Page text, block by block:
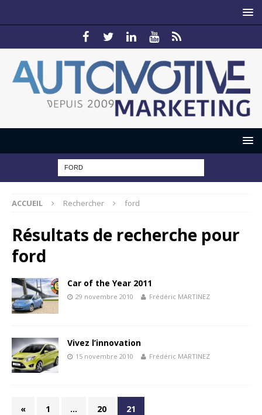
ACCUEIL Rechercher ford
Résultats de recherche pour
ford
Car of the Year 2011
29 novembre 2010 Frédéric MARTINEZ
Vivez l’innovation
15 novembre 2010 Frédéric MARTINEZ
« 1 … 20 21